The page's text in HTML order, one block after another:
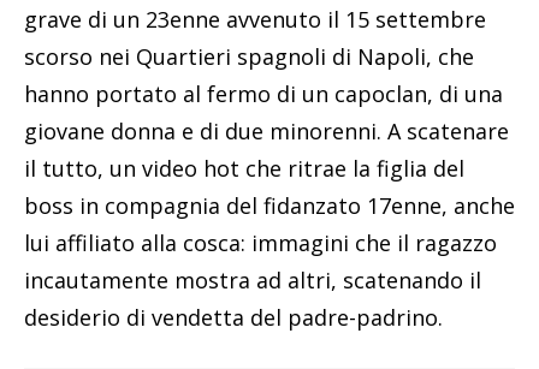
grave di un 23enne avvenuto il 15 settembre
scorso nei Quartieri spagnoli di Napoli, che
hanno portato al fermo di un capoclan, di una
giovane donna e di due minorenni. A scatenare
il tutto, un video hot che ritrae la figlia del
boss in compagnia del fidanzato 17enne, anche
lui affiliato alla cosca: immagini che il ragazzo
incautamente mostra ad altri, scatenando il
desiderio di vendetta del padre-padrino.